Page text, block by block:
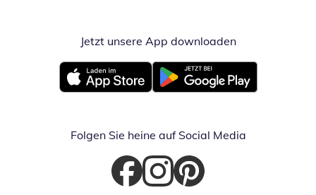
Jetzt unsere App downloadenÖffnet in
Öffnet in neuem FensterÖffnet in neuem Fenster
Folgen Sie heine auf Social Media
Öffnet in neuem Fenster
Öffnet in neuem Fenster
Öffnet in neuem Fenster